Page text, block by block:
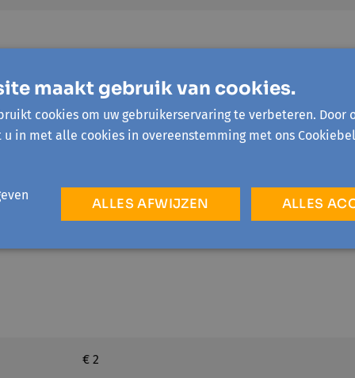
€ 2
maakt gebruik van cookies.
cookies om uw gebruikerservaring te verbeteren. Door
in met alle cookies in overeenstemming met ons
ALLES
ALLES AFWIJZEN